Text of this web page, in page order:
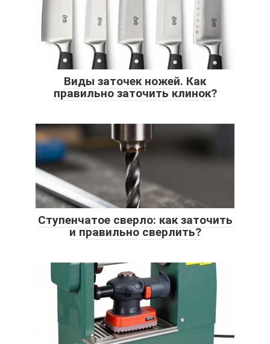
Виды заточек ножей. Как
правильно заточить клинок?
Ступенчатое сверло: как заточить
и правильно сверлить?